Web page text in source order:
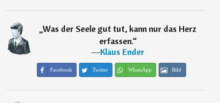
„Was der Seele gut tut, kann nur das Herz
erfassen.“
―Klaus Ender
Facebook Twitter WhatsApp Bild